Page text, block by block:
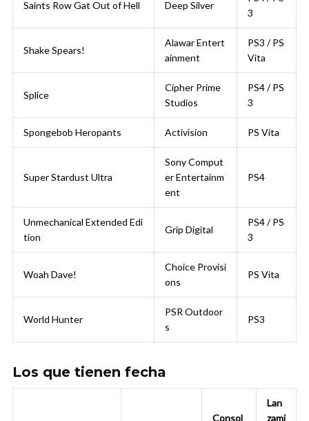
Saints Row Gat Out of Hell Deep Silver
3
Shake Spears!
Alawar Entert
ainment
PS3 / PS
Vita
Splice
Cipher Prime
Studios
PS4 / PS
3
Spongebob Heropants Activision PS Vita
Super Stardust Ultra
Sony Comput
er Entertainm
ent
PS4
Unmechanical Extended Edi
tion
Grip Digital
PS4 / PS
3
Woah Dave!
Choice Provisi
ons
PS Vita
World Hunter
PSR Outdoor
s
PS3
Los que tienen fecha
Consol
Lan
zami